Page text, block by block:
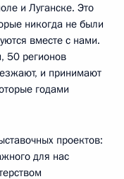
и Луганске. Это
никогда не были
вместе с нами.
50 регионов
и принимают
годами
проектов:
для нас